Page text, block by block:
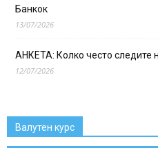
Банкок
13/07/2026
АНКЕТА: Колко често следите
12/07/2026
Валутен курс